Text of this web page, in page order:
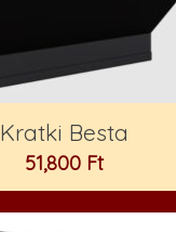
Kratki Besta
51,800 Ft